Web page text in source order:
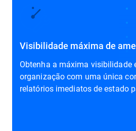
Visibilidade máxima de
Obtenha a máxima visibilidade
organização com uma única
relatórios imediatos de estado